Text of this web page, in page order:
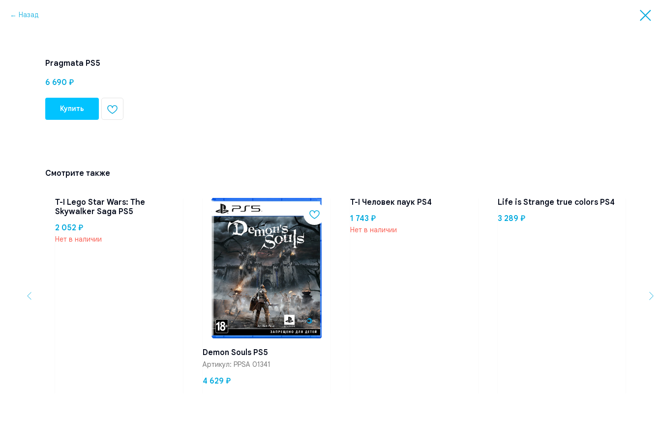
Назад
Pragmata PS5
6 690 ₽
Купить
Смотрите также
T-I Lego Star Wars: The
Skywalker Saga PS5
2 052 ₽
Нет в наличии
Demon Souls PS5
Артикул: PPSA 01341
4 629 ₽
T-I Человек паук PS4
1 743 ₽
Нет в наличии
Life is Strange true colors PS4
3 289 ₽